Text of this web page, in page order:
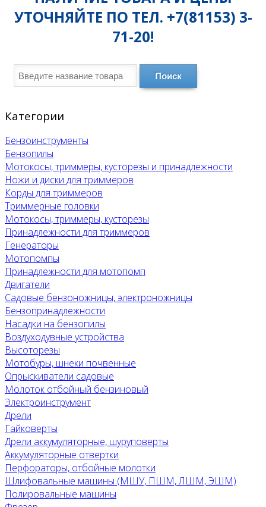
УТОЧНЯЙТЕ ПО ТЕЛ. +7(81153) 3-
71-20!
Поиск
Категории
Бензоинструменты
Бензопилы
Мотокосы, триммеры, кусторезы и принадлежности
Ножи и диски для триммеров
Корды для триммеров
Триммерные головки
Мотокосы, триммеры, кусторезы
Принадлежности для триммеров
Генераторы
Мотопомпы
Принадлежности для мотопомп
Двигатели
Садовые бензоножницы, электроножницы
Бензопринадлежности
Насадки на бензопилы
Воздуходувные устройства
Высоторезы
Мотобуры, шнеки почвенные
Опрыскиватели садовые
Молоток отбойный бензиновый
Электроинструмент
Дрели
Гайковерты
Дрели аккумуляторные, шуруповерты
Аккумуляторные отвертки
Перфораторы, отбойные молотки
Шлифовальные машины (МШУ, ПШМ, ЛШМ, ЭШМ)
Полировальные машины